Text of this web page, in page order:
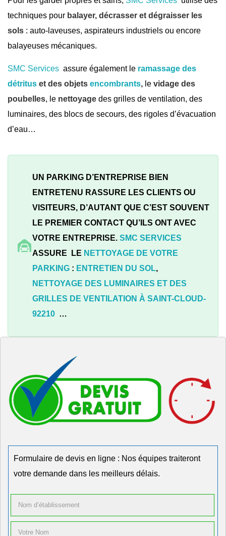
techniques pour balayer, décrasser et dégraisser les
sols : auto-laveuses, aspirateurs industriels ou encore
balayeuses mécaniques.
SMC Services assure également le ramassage des
détritus et des objets encombrants, le vidage des
poubelles, le nettoyage des grilles de ventilation, des
luminaires, des blocs de secours, des rigoles d’évacuation
d’eau…
UN PARKING D’ENTREPRISE BIEN
ENTRETENU RASSURE LES CLIENTS OU
VISITEURS, D’AUTANT QUE C’EST SOUVENT
LE PREMIER CONTACT QU’ILS ONT AVEC
VOTRE ENTREPRISE. SMC SERVICES
ASSURE LE NETTOYAGE DE VOTRE
PARKING : ENTRETIEN DU SOL,
NETTOYAGE DES LUMINAIRES ET DES
GRILLES DE VENTILATION À SAINT-CLOUD-
92210 …
Formulaire de devis en ligne : Nos équipes traiteront
votre demande dans les meilleurs délais.